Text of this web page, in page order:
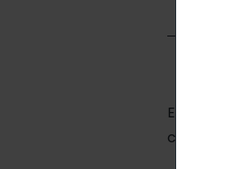
Elior Group
chiffre